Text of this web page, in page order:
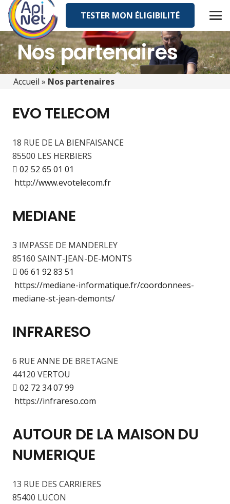
TESTER MON ÉLIGIBILITÉ
Nos partenaires
Accueil » Nos partenaires
EVO TELECOM
18 RUE DE LA BIENFAISANCE
85500 LES HERBIERS
02 52 65 01 01
http://www.evotelecom.fr
MEDIANE
3 IMPASSE DE MANDERLEY
85160 SAINT-JEAN-DE-MONTS
06 61 92 83 51
https://mediane-informatique.fr/coordonnees-
mediane-st-jean-demonts/
INFRARESO
6 RUE ANNE DE BRETAGNE
44120 VERTOU
02 72 34 07 99
https://infrareso.com
AUTOUR DE LA MAISON DU
NUMERIQUE
13 RUE DES CARRIERES
85400 LUCON